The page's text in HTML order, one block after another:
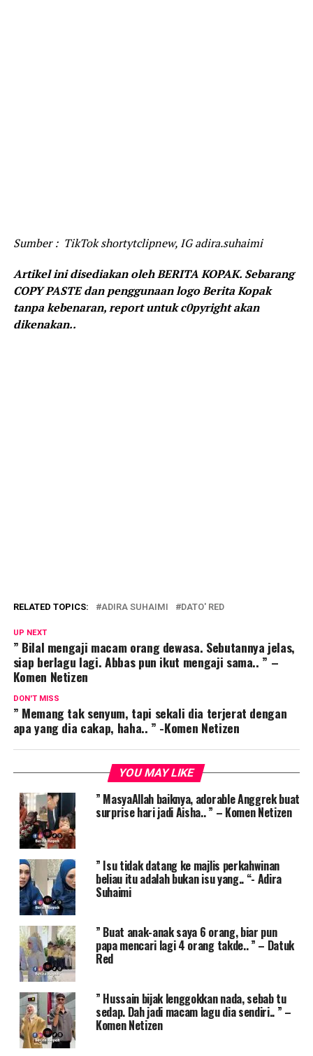
Sumber : TikTok shortytclipnew, IG adira.suhaimi
Artikel ini disediakan oleh BERITA KOPAK. Sebarang
COPY PASTE dan penggunaan logo Berita Kopak
tanpa kebenaran, report untuk c0pyright akan
dikenakan..
RELATED TOPICS: ADIRA SUHAIMI DATO' RED
UP NEXT
” Bilal mengaji macam orang dewasa. Sebutannya jelas,
siap berlagu lagi. Abbas pun ikut mengaji sama.. ” –
Komen Netizen
DON'T MISS
” Memang tak senyum, tapi sekali dia terjerat dengan
apa yang dia cakap, haha.. ” -Komen Netizen
YOU MAY LIKE
” MasyaAllah baiknya, adorable Anggrek buat
surprise hari jadi Aisha.. ” – Komen Netizen
” Isu tidak datang ke majlis perkahwinan
beliau itu adalah bukan isu yang.. “- Adira
Suhaimi
” Buat anak-anak saya 6 orang, biar pun
papa mencari lagi 4 orang takde.. ” – Datuk
Red
” Hussain bijak lenggokkan nada, sebab tu
sedap. Dah jadi macam lagu dia sendiri.. ” –
Komen Netizen